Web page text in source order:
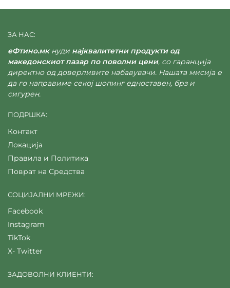
ЗА НАС:
еФтино.мкнуди најквалитетни продукти од
македонскиот пазар по поволни цени, со гаранција
директно од доверливите набавувачи. Нашата мисија е
да го направиме секој шопинг едноставен, брз и
сигурен.
ПОДРШКА:
Контакт
Локација
Правила и Политика
Поврат на Средства
СОЦИЈАЛНИ МРЕЖИ:
Facebook
Instagram
TikTok
X- Twitter
ЗАДОВОЛНИ КЛИЕНТИ: